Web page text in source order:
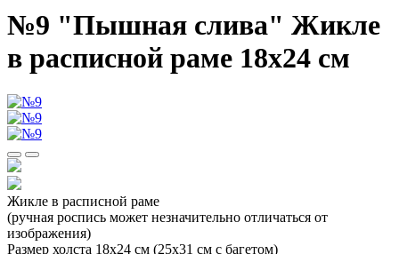
№9 "Пышная слива" Жикле
в расписной раме 18х24 см
Жикле в расписной раме
(ручная роспись может незначительно отличаться от
изображения)
Размер холста 18х24 см (25х31 см с багетом)